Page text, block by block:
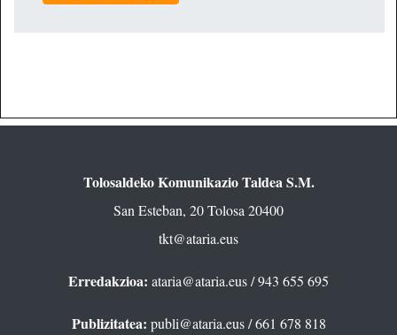
Tolosaldeko Komunikazio Taldea S.M.
San Esteban, 20 Tolosa 20400
tkt@ataria.eus
Erredakzioa: ataria@ataria.eus/ 943 655 695
Publizitatea: publi@ataria.eus/ 661 678 818